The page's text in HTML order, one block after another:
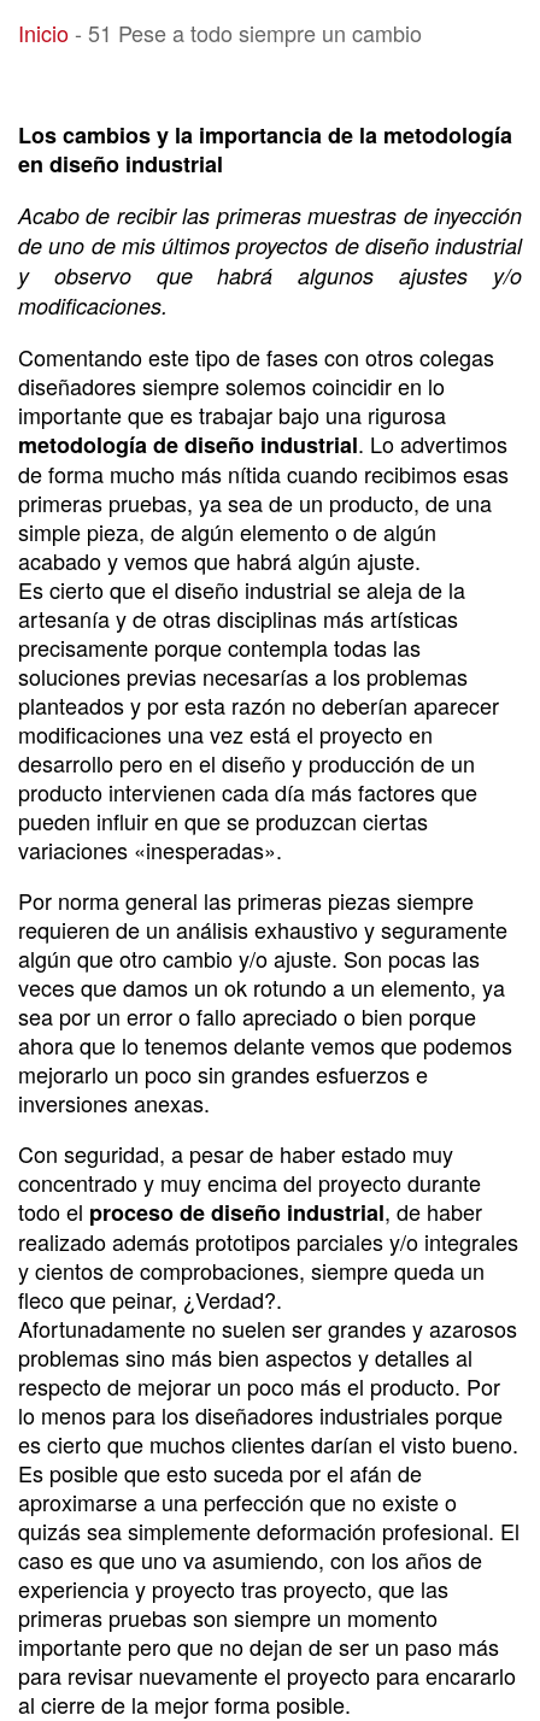
51 Pese a todo siempre un cambio
Inicio- 51 Pese a todo siempre un cambio
Los cambios y la importancia de la metodología
en diseño industrial
Acabo de recibir las primeras muestras de inyección
de uno de mis últimos proyectos de diseño industrial
y observo que habrá algunos ajustes y/o
modificaciones.
Comentando este tipo de fases con otros colegas
diseñadores siempre solemos coincidir en lo
importante que es trabajar bajo una rigurosa
metodología de diseño industrial. Lo advertimos
de forma mucho más nítida cuando recibimos esas
primeras pruebas, ya sea de un producto, de una
simple pieza, de algún elemento o de algún
acabado y vemos que habrá algún ajuste.
Es cierto que el diseño industrial se aleja de la
artesanía y de otras disciplinas más artísticas
precisamente porque contempla todas las
soluciones previas necesarías a los problemas
planteados y por esta razón no deberían aparecer
modificaciones una vez está el proyecto en
desarrollo pero en el diseño y producción de un
producto intervienen cada día más factores que
pueden influir en que se produzcan ciertas
variaciones «inesperadas».
Por norma general las primeras piezas siempre
requieren de un análisis exhaustivo y seguramente
algún que otro cambio y/o ajuste. Son pocas las
veces que damos un ok rotundo a un elemento, ya
sea por un error o fallo apreciado o bien porque
ahora que lo tenemos delante vemos que podemos
mejorarlo un poco sin grandes esfuerzos e
inversiones anexas.
Con seguridad, a pesar de haber estado muy
concentrado y muy encima del proyecto durante
todo el proceso de diseño industrial, de haber
realizado además prototipos parciales y/o integrales
y cientos de comprobaciones, siempre queda un
fleco que peinar, ¿Verdad?.
Afortunadamente no suelen ser grandes y azarosos
problemas sino más bien aspectos y detalles al
respecto de mejorar un poco más el producto. Por
lo menos para los diseñadores industriales porque
es cierto que muchos clientes darían el visto bueno.
Es posible que esto suceda por el afán de
aproximarse a una perfección que no existe o
quizás sea simplemente deformación profesional. El
caso es que uno va asumiendo, con los años de
experiencia y proyecto tras proyecto, que las
primeras pruebas son siempre un momento
importante pero que no dejan de ser un paso más
para revisar nuevamente el proyecto para encararlo
al cierre de la mejor forma posible.